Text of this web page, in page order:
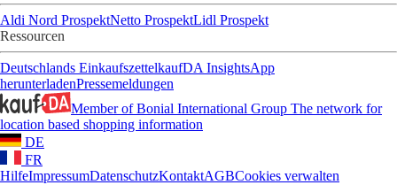
Aldi Nord ProspektNetto ProspektLidl Prospekt
Ressourcen
Deutschlands EinkaufszettelkaufDA InsightsApp
herunterladenPressemeldungen
Member of Bonial International Group The network for
location based shopping information
DE
FR
HilfeImpressumDatenschutzKontaktAGBCookies verwalten